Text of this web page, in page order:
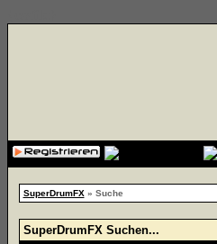
SuperDrumFX» Suche
SuperDrumFX Suchen...